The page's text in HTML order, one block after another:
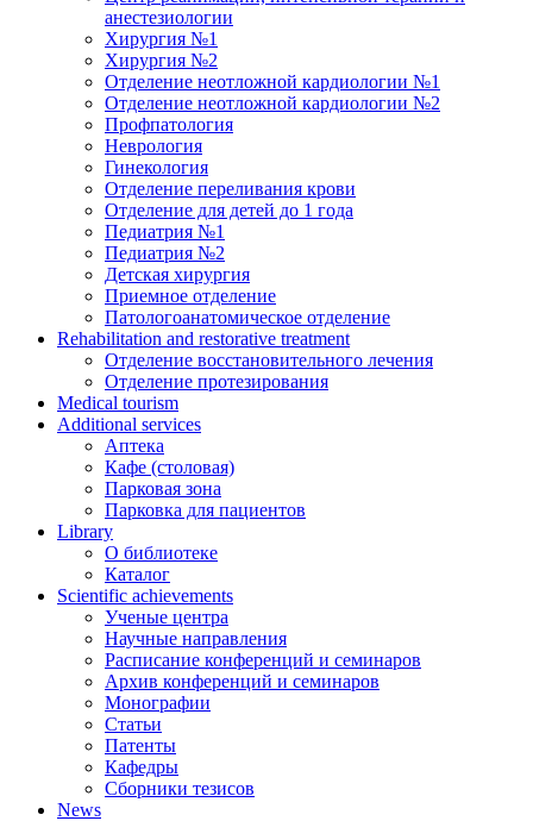
анестезиологии
Хирургия №1
Хирургия №2
Отделение неотложной кардиологии №1
Отделение неотложной кардиологии №2
Профпатология
Неврология
Гинекология
Отделение переливания крови
Отделение для детей до 1 года
Педиатрия №1
Педиатрия №2
Детская хирургия
Приемное отделение
Патологоанатомическое отделение
Rehabilitation and restorative treatment
Отделение восстановительного лечения
Отделение протезирования
Medical tourism
Additional services
Аптека
Кафе (столовая)
Парковая зона
Парковка для пациентов
Library
О библиотеке
Каталог
Scientific achievements
Ученые центра
Научные направления
Расписание конференций и семинаров
Архив конференций и семинаров
Монографии
Статьи
Патенты
Кафедры
Сборники тезисов
News